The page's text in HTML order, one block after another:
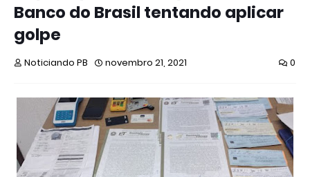
Banco do Brasil tentando aplicar
golpe
Noticiando PB novembro 21, 2021 0